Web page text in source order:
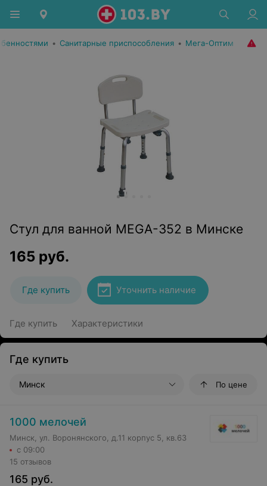
• Санитарные приспособления • Мега-Оптим
Стул для ванной MEGA-352 в Минске
165 руб.
Где купить Уточнить наличие
Где купить Характеристики
Где купить
Минск По цене
1000 мелочей
Минск, ул. Воронянского, д.11 корпус 5, кв.63
с 09:00
15 отзывов
165 руб.